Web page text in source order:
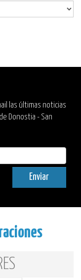
las últimas noticias
Donostia - San
Enviar